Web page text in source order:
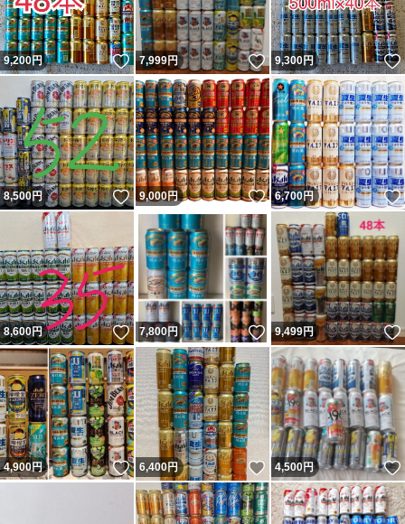
9,200円 いいね！
7,999円 いいね！
9,300円
8,500円 いいね！
9,000円 いいね！
6,700円
8,600円 いいね！
7,800円 いいね！
9,499円
4,900円 いいね！
6,400円 いいね！
4,500円